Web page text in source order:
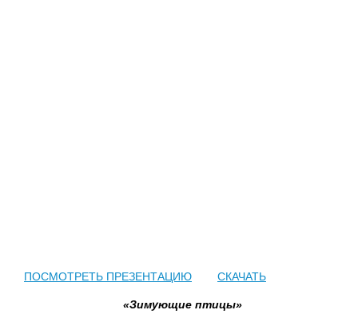
ПОСМОТРЕТЬ ПРЕЗЕНТАЦИЮ СКАЧАТЬ
«Зимующие птицы»